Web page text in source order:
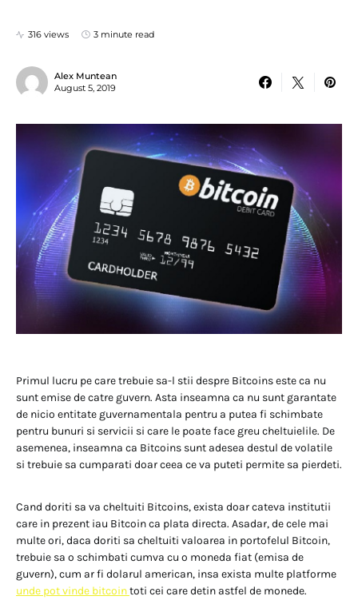
316 views 3 minute read
Alex Muntean
August 5, 2019
Primul lucru pe care trebuie sa-l stii despre Bitcoins este ca nu
sunt emise de catre guvern. Asta inseamna ca nu sunt garantate
de nicio entitate guvernamentala pentru a putea fi schimbate
pentru bunuri si servicii si care le poate face greu cheltuielile. De
asemenea, inseamna ca Bitcoins sunt adesea destul de volatile
si trebuie sa cumparati doar ceea ce va puteti permite sa pierdeti.
Cand doriti sa va cheltuiti Bitcoins, exista doar cateva institutii
care in prezent iau Bitcoin ca plata directa. Asadar, de cele mai
multe ori, daca doriti sa cheltuiti valoarea in portofelul Bitcoin,
trebuie sa o schimbati cumva cu o moneda fiat (emisa de
guvern), cum ar fi dolarul american, insa exista multe platforme
unde pot vinde bitcointoti cei care detin astfel de monede.